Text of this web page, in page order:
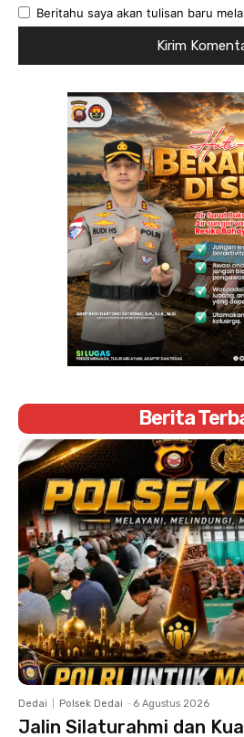
Beritahu saya akan tulisan baru
Berita
Dedai Polsek Dedai - 6 Agustus 2026
Jalin Silaturahmi dan